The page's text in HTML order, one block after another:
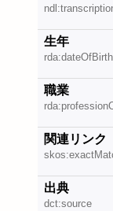
生年
rda:dateOfBirth
職業
関連リンク
出典
dct:source